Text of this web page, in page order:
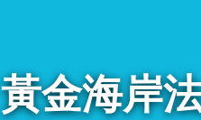
黃金海岸